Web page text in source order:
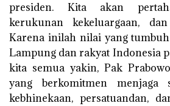
presiden. Kita akan
kerukunan kekeluargaan,
Karena inilah nilai yang
Lampung dan rakyat Indonesia
kita semua yakin, Pak
yang berkomitmen menjaga
kebhinekaan, persatuandan,